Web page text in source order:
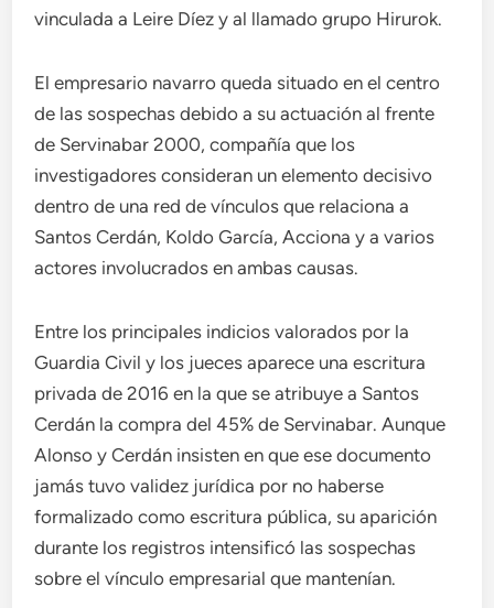
vinculada a Leire Díez y al llamado grupo Hirurok.
El empresario navarro queda situado en el centro
de las sospechas debido a su actuación al frente
de Servinabar 2000, compañía que los
investigadores consideran un elemento decisivo
dentro de una red de vínculos que relaciona a
Santos Cerdán, Koldo García, Acciona y a varios
actores involucrados en ambas causas.
Entre los principales indicios valorados por la
Guardia Civil y los jueces aparece una escritura
privada de 2016 en la que se atribuye a Santos
Cerdán la compra del 45% de Servinabar. Aunque
Alonso y Cerdán insisten en que ese documento
jamás tuvo validez jurídica por no haberse
formalizado como escritura pública, su aparición
durante los registros intensificó las sospechas
sobre el vínculo empresarial que mantenían.